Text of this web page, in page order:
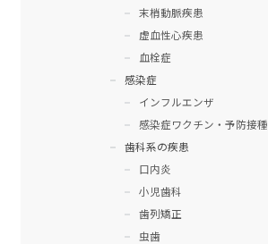
末梢動脈疾患
虚血性心疾患
血栓症
感染症
インフルエンザ
感染症ワクチン・予防接種
歯科系の疾患
口内炎
小児歯科
歯列矯正
虫歯